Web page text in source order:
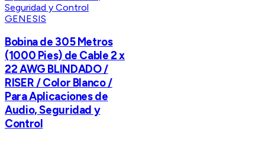
GENESIS
Bobina de 305 Metros
(1000 Pies) de Cable 2 x
22 AWG BLINDADO /
RISER / Color Blanco /
Para Aplicaciones de
Audio, Seguridad y
Control